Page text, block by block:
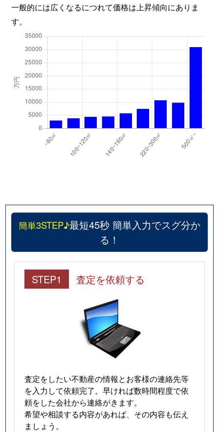
一般的には広くなるにつれて価格は上昇傾向にありま
す。
簡単3STEP♪最短45秒 簡単入力でスグ分か
る！
STEP1 査定を依頼する
査定をしたい不動産の情報とお客様の連絡先等
を入力して依頼完了。早ければ数時間程度で依
頼をした会社から連絡がきます。
希望や相談する内容があれば、その内容も伝え
ましょう。